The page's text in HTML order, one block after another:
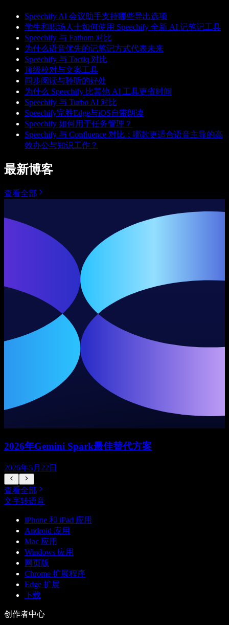
Speechify AI 会议助手支持哪些导出选项
学生和职场人士如何使用 Speechify 全新 AI 记笔记工具
Speechify 与 Fathom 对比
为什么语音优先的记笔记方式代表未来
Speechify 与 Tactiq 对比
顶级校对与文案工具
同步阅读与聆听的好处
为什么 Speechify 比其他 AI 工具更省时间
Speechify 与 Turbo AI 对比
Speechify完胜Edge与iOS自带朗读
Speechify 如何用于任务管理？
Speechify 与 Confluence 对比：哪款更适合语音主导的高
效办公与知识工作？
最新博客
查看全部
2026年Gemini Spark最佳替代方案
2026年5月22日
查看全部
文字转语音
iPhone 和 iPad 应用
Android 应用
Mac 应用
Windows 应用
网页版
Chrome 扩展程序
Edge 扩展
下载
创作者中心